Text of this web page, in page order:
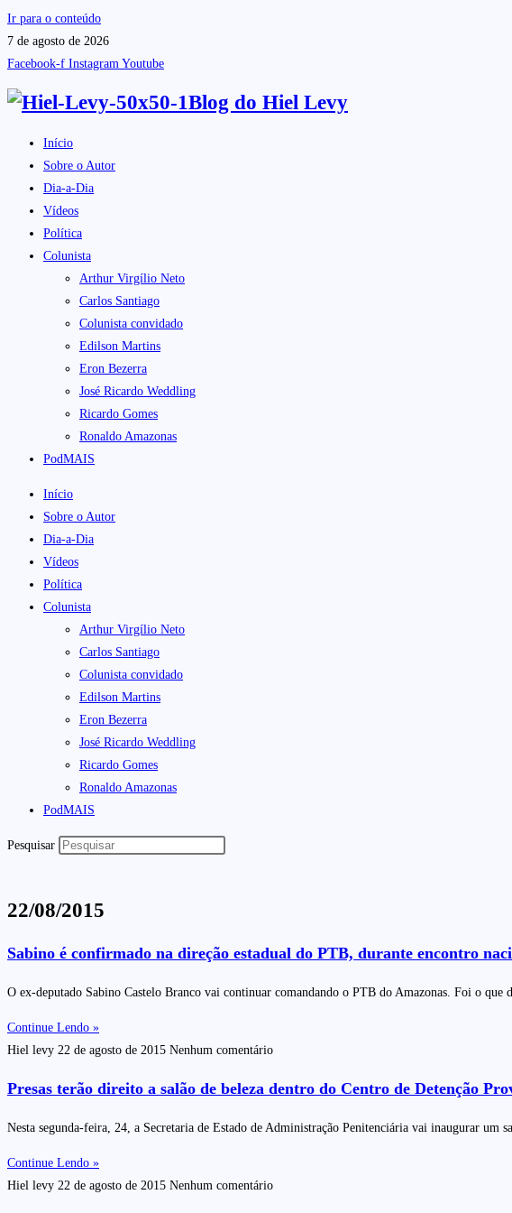
Ir para o conteúdo
7 de agosto de 2026
Facebook-f Instagram Youtube
Blog do Hiel Levy
Início
Sobre o Autor
Dia-a-Dia
Vídeos
Política
Colunista
Arthur Virgílio Neto
Carlos Santiago
Colunista convidado
Edilson Martins
Eron Bezerra
José Ricardo Weddling
Ricardo Gomes
Ronaldo Amazonas
PodMAIS
Início
Sobre o Autor
Dia-a-Dia
Vídeos
Política
Colunista
Arthur Virgílio Neto
Carlos Santiago
Colunista convidado
Edilson Martins
Eron Bezerra
José Ricardo Weddling
Ricardo Gomes
Ronaldo Amazonas
PodMAIS
Pesquisar
22/08/2015
Sabino é confirmado na direção estadual do PTB, durante encontro
O ex-deputado Sabino Castelo Branco vai continuar comandando o PTB do Amazonas. Foi o
Continue Lendo »
Hiel levy 22 de agosto de 2015 Nenhum comentário
Presas terão direito a salão de beleza dentro do Centro de Detenção
Nesta segunda-feira, 24, a Secretaria de Estado de Administração Penitenciária vai inaugurar um
Continue Lendo »
Hiel levy 22 de agosto de 2015 Nenhum comentário